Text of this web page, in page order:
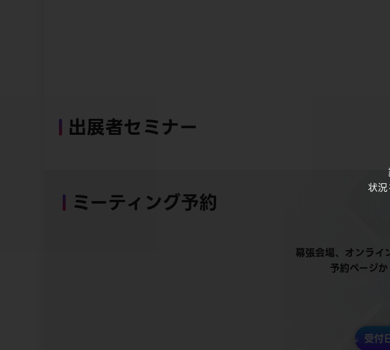
状況
出展者セミナー
ミーティング予約
幕張会場、オンライ
予約ページ
受付